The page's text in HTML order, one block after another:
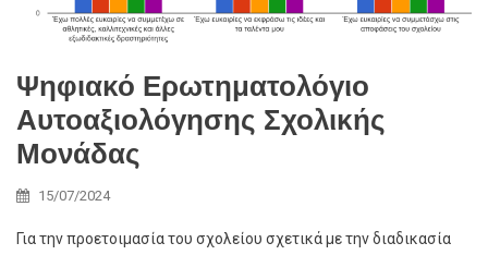
Ψηφιακό Ερωτηματολόγιο
Αυτοαξιολόγησης Σχολικής
Μονάδας
15/07/2024
Για την προετοιμασία του σχολείου σχετικά με την διαδικασία